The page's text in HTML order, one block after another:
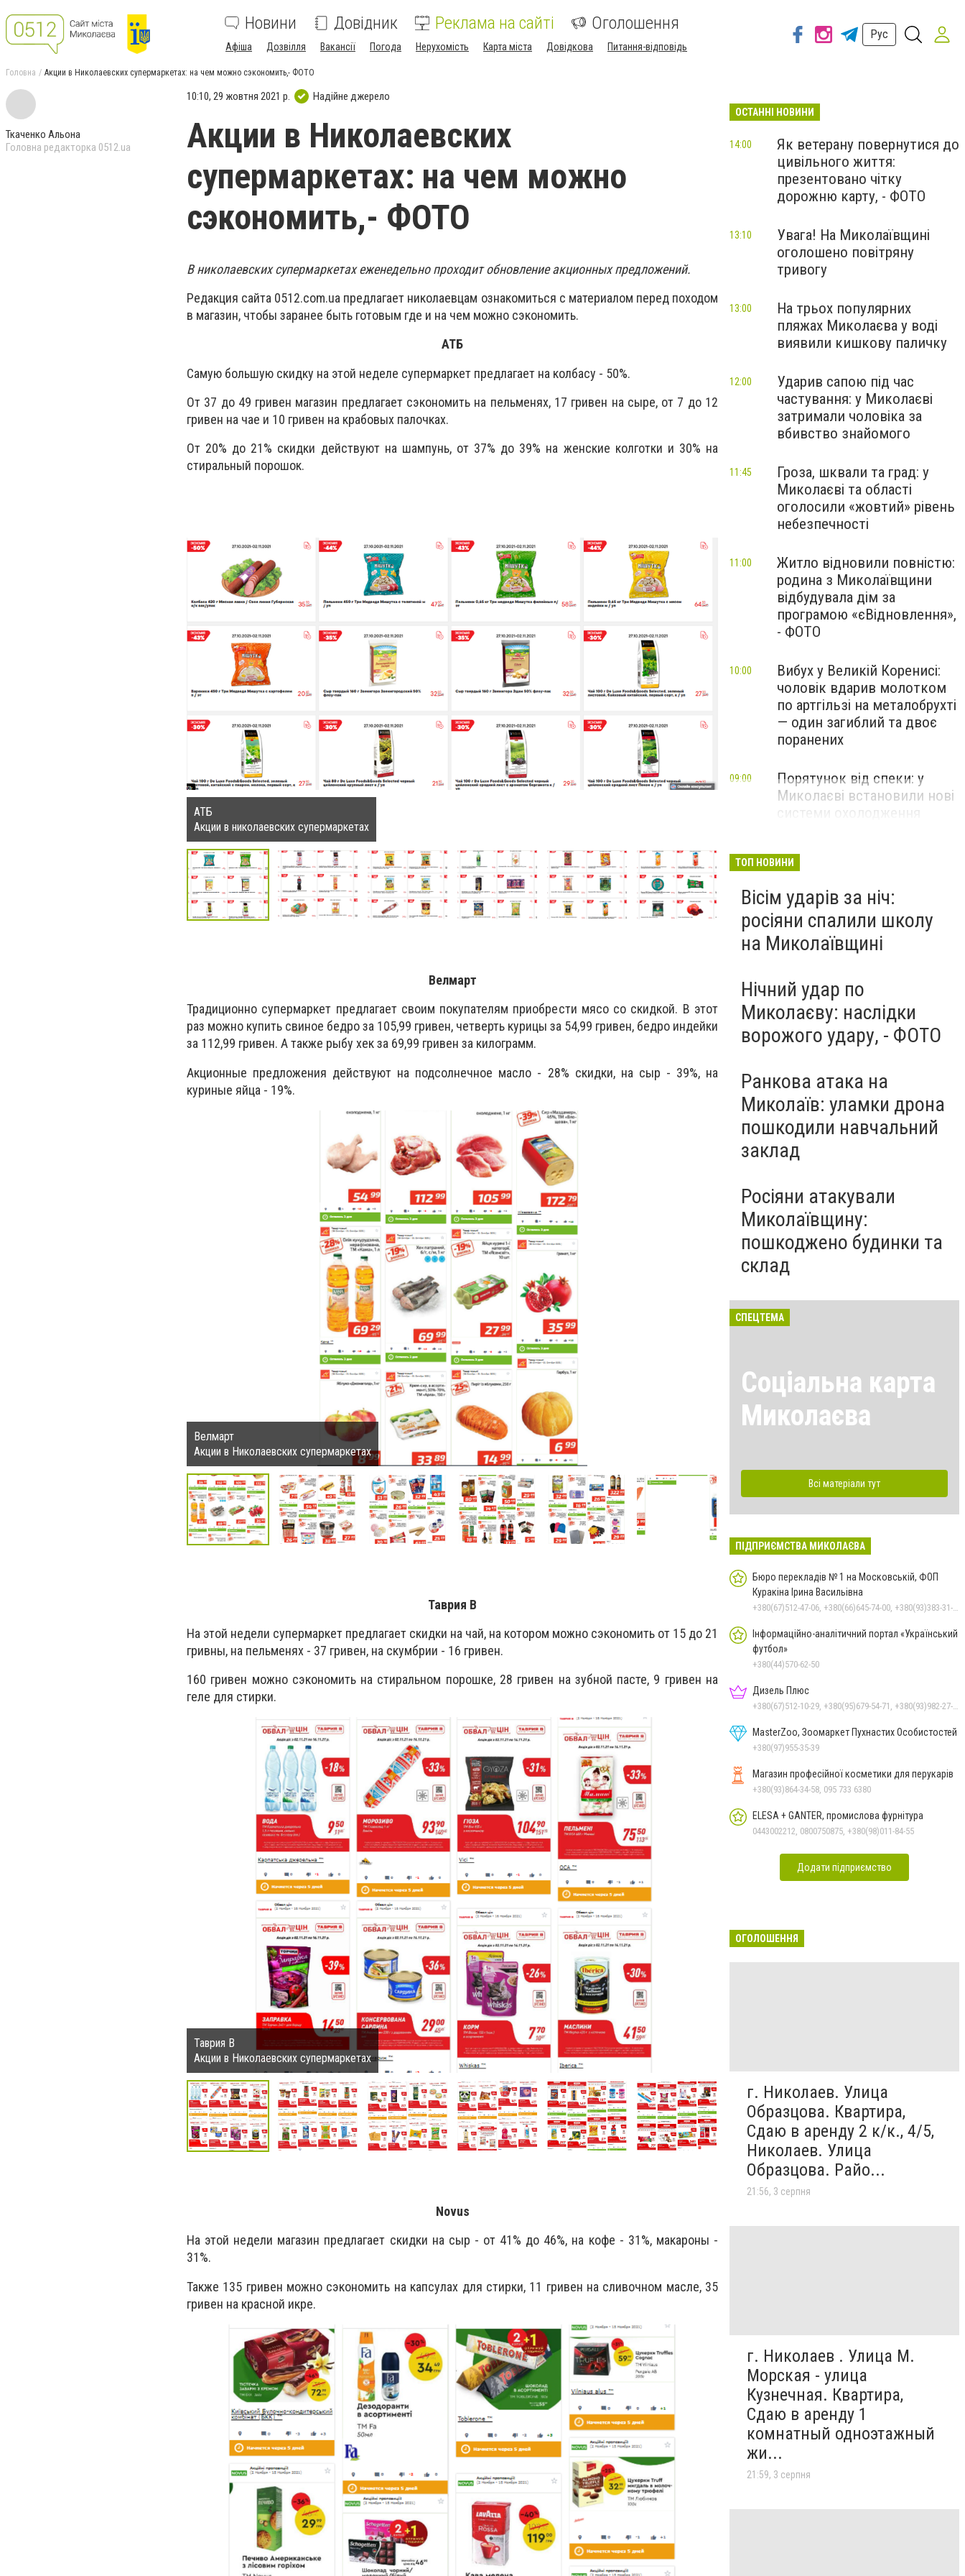
Новини Довідник Реклама на сайті Оголошення
Афіша Дозвілля Вакансії Погода Нерухомість Карта міста Довідкова Питання-відповідь
Рус
Головна Акции в Николаевских супермаркетах: на чем можно сэкономить,- ФОТО
Ткаченко Альона
Головна редакторка 0512.ua
10:10, 29 жовтня 2021 р. Надійне джерело
Акции в Николаевских
супермаркетах: на чем можно
сэкономить,- ФОТО
В николаевских супермаркетах еженедельно проходит обновление акционных предложений.
Редакция сайта 0512.com.ua предлагает николаевцам ознакомиться с материалом перед походом
в магазин, чтобы заранее быть готовым где и на чем можно сэкономить.
АТБ
Самую большую скидку на этой неделе супермаркет предлагает на колбасу - 50%.
От 37 до 49 гривен магазин предлагает сэкономить на пельменях, 17 гривен на сыре, от 7 до 12
гривен на чае и 10 гривен на крабовых палочках.
От 20% до 21% скидки действуют на шампунь, от 37% до 39% на женские колготки и 30% на
стиральный порошок.
АТБ
Акции в николаевских супермаркетах
Велмарт
Традиционно супермаркет предлагает своим покупателям приобрести мясо со скидкой. В этот
раз можно купить свиное бедро за 105,99 гривен, четверть курицы за 54,99 гривен, бедро индейки
за 112,99 гривен. А также рыбу хек за 69,99 гривен за килограмм.
Акционные предложения действуют на подсолнечное масло - 28% скидки, на сыр - 39%, на
куриные яйца - 19%.
Велмарт
Акции в Николаевских супермаркетах
Таврия В
На этой недели супермаркет предлагает скидки на чай, на котором можно сэкономить от 15 до 21
гривны, на пельменях - 37 гривен, на скумбрии - 16 гривен.
160 гривен можно сэкономить на стиральном порошке, 28 гривен на зубной пасте, 9 гривен на
геле для стирки.
Таврия В
Акции в Николаевских супермаркетах
Novus
На этой недели магазин предлагает скидки на сыр - от 41% до 46%, на кофе - 31%, макароны -
31%.
Также 135 гривен можно сэкономить на капсулах для стирки, 11 гривен на сливочном масле, 35
гривен на красной икре.
ОСТАННІ НОВИНИ
Як ветерану повернутися до
цивільного життя:
презентовано чітку
дорожню карту, - ФОТО
14:00
Увага! На Миколаївщині
оголошено повітряну
тривогу
13:10
На трьох популярних
пляжах Миколаєва у воді
виявили кишкову паличку
13:00
Ударив сапою під час
частування: у Миколаєві
затримали чоловіка за
вбивство знайомого
12:00
Гроза, шквали та град: у
Миколаєві та області
оголосили «жовтий» рівень
небезпечності
11:45
Житло відновили повністю:
родина з Миколаївщини
відбудувала дім за
програмою «єВідновлення»,
- ФОТО
11:00
Вибух у Великій Коренисі:
чоловік вдарив молотком
по артгільзі на металобрухті
— один загиблий та двоє
поранених
10:00
Порятунок від спеки: у
Миколаєві встановили нові
09:00
ТОП НОВИНИ
Вісім ударів за ніч:
росіяни спалили школу
на Миколаївщині
Нічний удар по
Миколаєву: наслідки
ворожого удару, - ФОТО
Ранкова атака на
Миколаїв: уламки дрона
пошкодили навчальний
заклад
Росіяни атакували
Миколаївщину:
пошкоджено будинки та
склад
СПЕЦТЕМА
Соціальна карта
Миколаєва
Всі матеріали тут
ПІДПРИЄМСТВА МИКОЛАЄВА
Бюро перекладів № 1 на Московській, ФОП
Куракіна Ірина Васильівна
Інформаційно-аналітичний портал «Український
футбол»
+380(44)570-62-50
Дизель Плюс
MasterZoo, Зоомаркет Пухнастих Особистостей
+380(97)955-35-39
Магазин професійної косметики для перукарів
+380(93)864-34-58, 095 733 6380
ELESA + GANTER, промислова фурнітура
0443002212, 0800750875, +380(98)011-84-55
Додати підприємство
ОГОЛОШЕННЯ
г. Николаев. Улица
Образцова. Квартира,
Сдаю в аренду 2 к/к., 4/5,
Николаев. Улица
Образцова. Райо...
21:56, 3 серпня
г. Николаев . Улица М.
Морская - улица
Кузнечная. Квартира,
Сдаю в аренду 1
комнатный одноэтажный
жи...
21:59, 3 серпня